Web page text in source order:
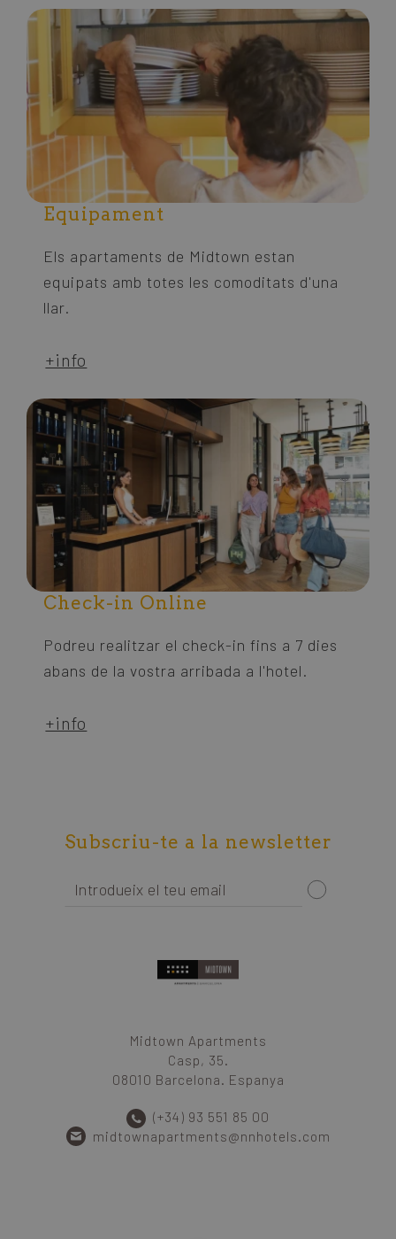
Equipament
Els apartaments de Midtown estan
equipats amb totes les comoditats d'una
llar.
+info
Check-in Online
Podreu realitzar el check-in fins a 7 dies
abans de la vostra arribada a l'hotel.
+info
Subscriu-te a la newsletter
Midtown Apartments
Casp, 35.
08010 Barcelona. Espanya
(+34) 93 551 85 00
midtownapartments@nnhotels.com